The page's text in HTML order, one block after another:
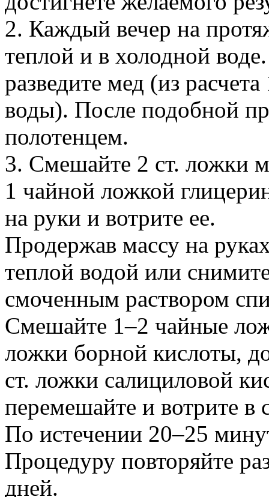
2. Каждый вечер на
теплой и в холодной
разведите мед (из
воды). После подобной
полотенцем.
3. Смешайте 2 ст. ложки
1 чайной ложкой
на руки и вотрите ее.
Продержав массу на
теплой водой или
смоченным раствором
Смешайте 1–2 чайные
ложки борной кислоты,
ст. ложки салициловой
перемешайте и вотрите в
По истечении 20–25
Процедуру повторяйте
дней.